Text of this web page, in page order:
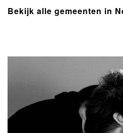
Bekijk alle gemeenten in